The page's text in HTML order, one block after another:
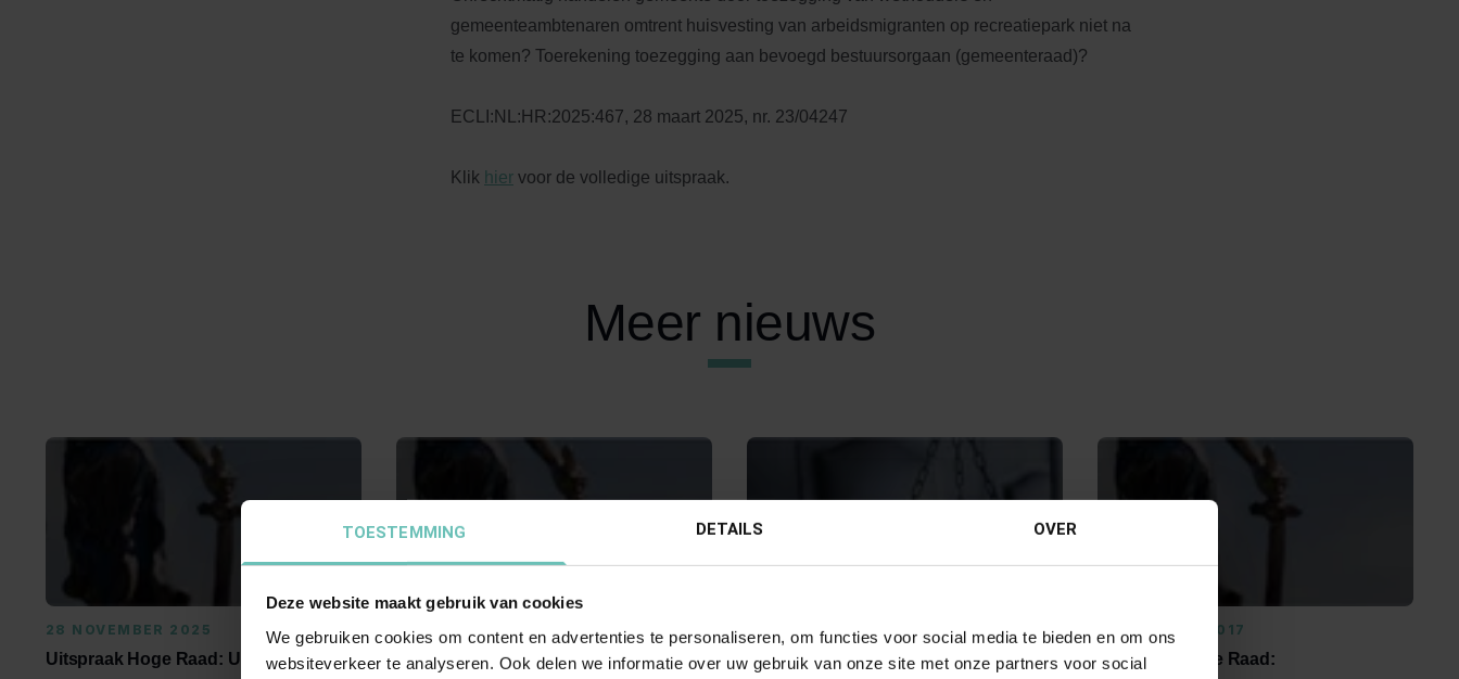
TOESTEMMING DETAILS OVER
Deze website maakt gebruik van cookies
We gebruiken cookies om content en advertenties te personaliseren, om functies voor social media te bieden en om ons
websiteverkeer te analyseren. Ook delen we informatie over uw gebruik van onze site met onze partners voor social
gemeenteambtenaren omtrent huisvesting van arbeidsmigranten op recreatiepark niet na
te komen? Toerekening toezegging aan bevoegd bestuursorgaan (gemeenteraad)?
ECLI:NL:HR:2025:467, 28 maart 2025, nr. 23/04247
Klik hier voor de volledige uitspraak.
Meer nieuws
28 NOVEMBER 2025
Uitspraak Hoge Raad: Unierecht.
24 SEPTEMBER 2021
Uitspraak Hoge Raad:
11 APRIL 2025
Uitspraak Hoge Raad:
12 OKTOBER 2017
Uitspraak Hoge Raad: